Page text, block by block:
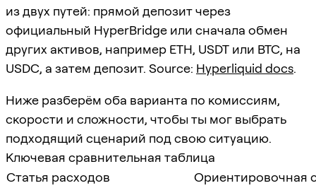
из двух путей: прямой депозит через
официальный HyperBridge или сначала обмен
других активов, например ETH, USDT или BTC, на
USDC, а затем депозит. Source: Hyperliquid docs.
Ниже разберём оба варианта по комиссиям,
скорости и сложности, чтобы ты мог выбрать
подходящий сценарий под свою ситуацию.
Ключевая сравнительная таблица
Статья расходов
Ориентировочная